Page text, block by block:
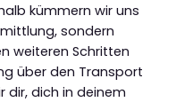
kümmern wir uns
sondern
weiteren Schritten
über den Transport
dir, dich in deinem